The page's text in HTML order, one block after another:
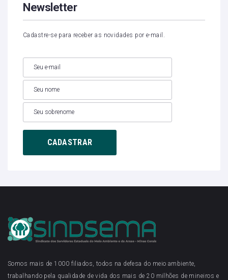
Newsletter
Cadastre-se para receber as novidades por e-mail.
Somos mais de 1000 filiados, todos na defesa do meio ambiente,
trabalhando pela qualidade de vida dos mais de 20 milhões de mineiros e